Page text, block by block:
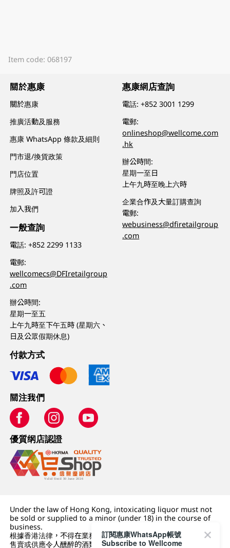
Item code: 068197
關於惠康
關於惠康
推廣活動及服務
惠康 WhatsApp 條款及細則
門市退/換貨政策
門店位置
牌照及許可證
加入我們
一般查詢
電話:+852 2299 1133
電郵:
wellcomecs@DFIretailgroup
.com
辦公時間:
星期一至五
上午九時至下午五時 (星期六、
日及公眾假期休息)
惠康網店查詢
電話:+852 3001 1299
電郵:
onlineshop@wellcome.com
.hk
辦公時間:
星期一至日
上午九時至晚上六時
企業合作及大量訂購查詢
電郵:
webusiness@dfiretailgroup
.com
付款方式
關注我們
優質纲店認證
Under the law of Hong Kong, intoxicating liquor must not
be sold or supplied to a minor (under 18) in the course of
business.
根據香港法律，不得在業務過程中，向未成年人 (18 歲以下人士)
售賣或供應令人醺醉的酒類。
訂閱惠康WhatsApp帳號
Subscribe to Wellcome